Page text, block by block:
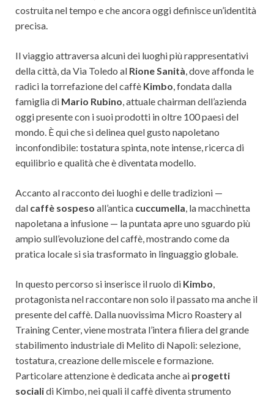
costruita nel tempo e che ancora oggi definisce un’identità
precisa.
Il viaggio attraversa alcuni dei luoghi più rappresentativi
della città, da Via Toledo al Rione Sanità, dove affonda le
radici la torrefazione del caffè Kimbo, fondata dalla
famiglia di Mario Rubino, attuale chairman dell’azienda
oggi presente con i suoi prodotti in oltre 100 paesi del
mondo. È qui che si delinea quel gusto napoletano
inconfondibile: tostatura spinta, note intense, ricerca di
equilibrio e qualità che è diventata modello.
Accanto al racconto dei luoghi e delle tradizioni —
dal caffè sospeso all’antica cuccumella, la macchinetta
napoletana a infusione — la puntata apre uno sguardo più
ampio sull’evoluzione del caffè, mostrando come da
pratica locale si sia trasformato in linguaggio globale.
In questo percorso si inserisce il ruolo di Kimbo,
protagonista nel raccontare non solo il passato ma anche il
presente del caffè. Dalla nuovissima Micro Roastery al
Training Center, viene mostrata l’intera filiera del grande
stabilimento industriale di Melito di Napoli: selezione,
tostatura, creazione delle miscele e formazione.
Particolare attenzione è dedicata anche ai progetti
socialidi Kimbo, nei quali il caffè diventa strumento